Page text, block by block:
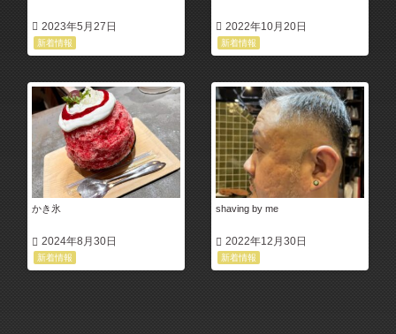
2023年5月27日
新着情報
2022年10月20日
新着情報
かき氷
2024年8月30日
新着情報
shaving by me
2022年12月30日
新着情報